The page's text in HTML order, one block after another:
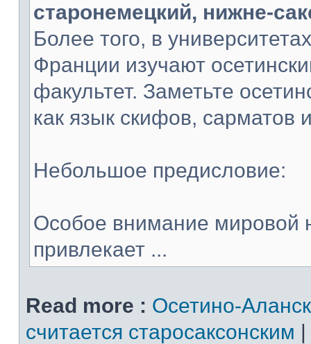
старонемецкий, нижне-
Более того, в
Франции изучают
факультет. Заметьте
как язык скифов, сарматов
Небольшое предисловие:
Особое внимание мировой
привлекает ...
Read more : Осетино-
считается старосаксонским |